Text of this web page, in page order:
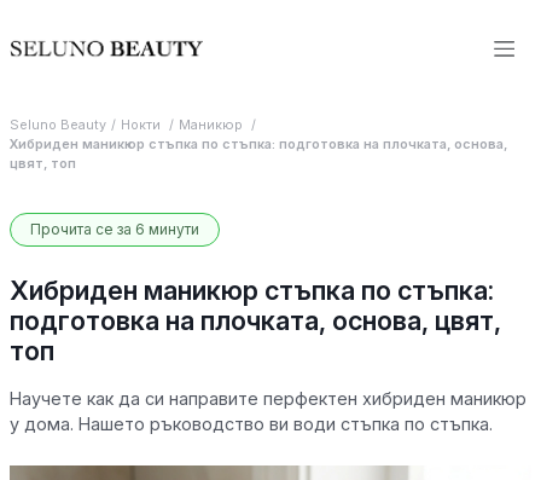
Seluno Beauty Нокти
Маникюр
Хибриден маникюр стъпка по стъпка: подготовка на плочката, основа,
цвят, топ
Прочита се за 6 минути
Хибриден маникюр стъпка по стъпка:
подготовка на плочката, основа, цвят,
топ
Научете как да си направите перфектен хибриден маникюр
у дома. Нашето ръководство ви води стъпка по стъпка.